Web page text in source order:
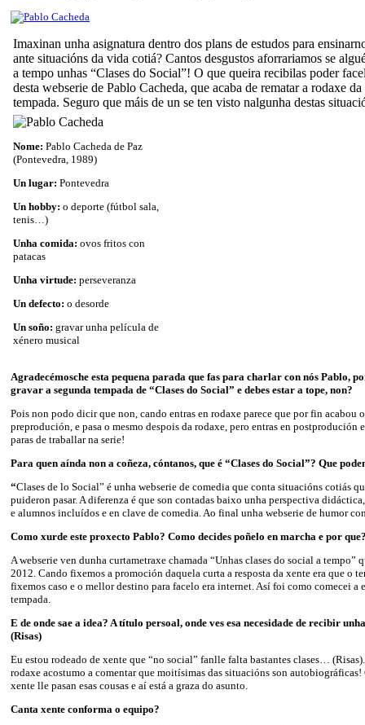
Imaxinan unha asignatura dentro dos plans de estudos para
ante situacións da vida cotiá? Cantos desgustos aforrariamos se
a tempo unhas “Clases do Social”! O que queira recibilas poder
desta webserie de Pablo Cacheda, que acaba de rematar a rodaxe da
tempada. Seguro que máis de un se ten visto nalgunha destas
Nome: Pablo Cacheda de Paz
(Pontevedra, 1989)
Un lugar: Pontevedra
Un hobby: o deporte (fútbol sala,
tenis…)
Unha comida: ovos fritos con
patacas
Unha virtude: perseveranza
Un defecto: o desorde
Un soño: gravar unha película de
xénero musical
Agradecémosche esta pequena parada que fas para charlar con nós Pablo,
gravar a segunda tempada de “Clases do Social” e debes estar a tope, non?
Pois non podo dicir que non, cando entras en rodaxe parece que por fin acabou
preprodución, e pasa o mesmo despois da rodaxe, pero entras en postprodución
paras de traballar na serie!
Para quen aínda non a coñeza, cóntanos, que é “Clases do Social”? Que
“Clases de lo Social” é unha webserie de comedia que conta situacións cotiás
puideron pasar. A diferenza é que son contadas baixo unha perspectiva
e alumnos incluídos e en clave de comedia. Ao final unha webserie de humor
Como xurde este proxecto Pablo? Como decides poñelo en marcha e por
A webserie ven dunha curtametraxe chamada “Unhas clases do social a tempo”
2012. Cando fixemos a promoción daquela curta a resposta da xente era que o
fixemos caso e o mellor destino para facelo era internet. Así foi como comecei a
tempada.
E de onde sae a idea? A título persoal, onde ves esa necesidade de recibir
(Risas)
Eu estou rodeado de xente que “no social” fanlle falta bastantes clases…
rodaxe acostumo a comentar que moitísimas das situacións son autobiográficas!
xente lle pasan esas cousas e aí está a graza do asunto.
Canta xente conforma o equipo?